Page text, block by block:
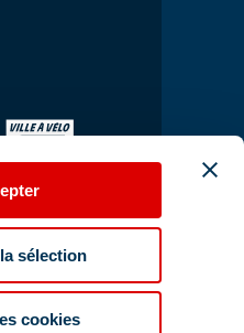
sélection
cookies